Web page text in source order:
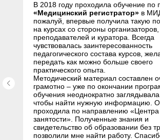
В 2018 году проходила обучение по
«Медицинский регистратор» в
пожалуй, впервые получила такую
на курсах со стороны организаторов,
преподавателей и куратора. Всегда
чувствовалась заинтересованность
педагогического состава курсов,
передать как можно больше своего
практического опыта.
Методический материал составлен
грамотно – уже по окончании
обучения неоднократно заглядывала
чтобы найти нужную информацию.
проходила по направлению «Центра
занятости». Полученные знания и
свидетельство об образовании без
позволили мне найти работу.